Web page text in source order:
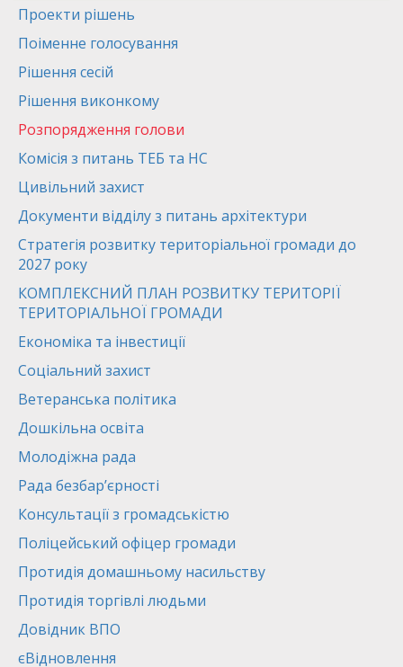
Проекти рішень
Поіменне голосування
Рішення сесій
Рішення виконкому
Розпорядження голови
Комісія з питань ТЕБ та НС
Цивільний захист
Документи відділу з питань архітектури
Стратегія розвитку територіальної громади до
2027 року
КОМПЛЕКСНИЙ ПЛАН РОЗВИТКУ ТЕРИТОРІЇ
ТЕРИТОРІАЛЬНОЇ ГРОМАДИ
Економіка та інвестиції
Соціальний захист
Ветеранська політика
Дошкільна освіта
Молодіжна рада
Рада безбар’єрності
Консультації з громадськістю
Поліцейський офіцер громади
Протидія домашньому насильству
Протидія торгівлі людьми
Довідник ВПО
єВідновлення